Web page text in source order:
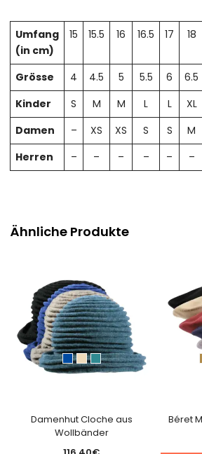
Umfang
(in cm)
15 15.5 16 16.5 17 18
Grösse 4 4.5 5 5.5 6 6.5
Kinder
S M M L L XL
Damen
– XS XS S S M
Herren
– – – – – –
Ähnliche Produkte
Damenhut Cloche aus
Wollbänder
Béret